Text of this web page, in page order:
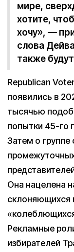
мире,
хотите,
хочу», —
слова
также
Republican
появились в
тысячью
попытки 45-го
Затем о группе
Она нацелена
склоняющихся
Рекламные
избирателей